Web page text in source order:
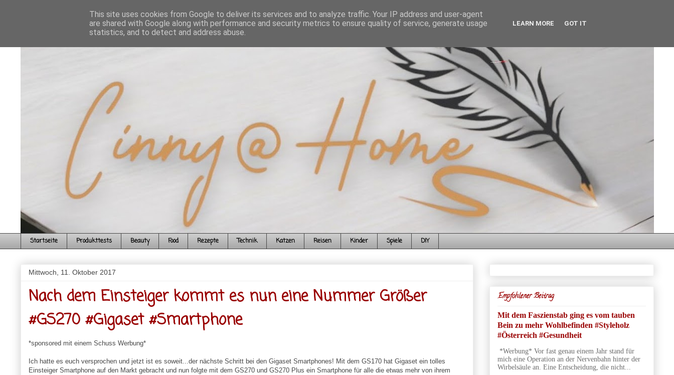
Startseite Produkttests Beauty Food Rezepte Technik Katzen Reisen Kinder Spiele DIY
Mittwoch, 11. Oktober 2017
Nach dem Einsteiger kommt es nun eine Nummer Größer
#GS270 #Gigaset #Smartphone
*sponsored mit einem Schuss Werbung*
Ich hatte es euch versprochen und jetzt ist es soweit...der nächste Schritt bei den Gigaset Smartphones! Mit dem GS170 hat Gigaset ein tolles
Einsteiger Smartphone auf den Markt gebracht und nun folgte mit dem GS270 und GS270 Plus ein Smartphone für alle die etwas mehr von ihrem
Empfohlener Beitrag
Mit dem Faszienstab ging es vom tauben
Bein zu mehr Wohlbefinden #Styleholz
#Österreich #Gesundheit
*Werbung* Vor fast genau einem Jahr stand für
mich eine Operation an der Nervenbahn hinter der
Wirbelsäule an. Eine Entscheidung, die nicht...
This site uses cookies from Google to deliver its services and to analyze traffic. Your IP address and user-agent
are shared with Google along with performance and security metrics to ensure quality of service, generate usage
statistics, and to detect and address abuse.
LEARN MORE GOT IT